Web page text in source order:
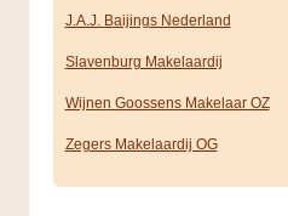
J.A.J. Baijings Nederland
Slavenburg Makelaardij
Wijnen Goossens Makelaar OZ
Zegers Makelaardij OG